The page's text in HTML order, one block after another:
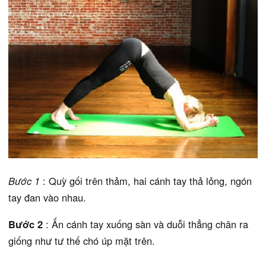
Bước 1 : Quỳ gối trên thảm, hai cánh tay thả lỏng, ngón
tay đan vào nhau.
Bước 2 : Ấn cánh tay xuống sàn và duỗi thẳng chân ra
giống như tư thế chó úp mặt trên.